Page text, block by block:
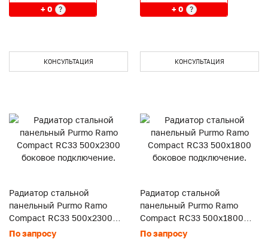
+ 0 ?
КОНСУЛЬТАЦИЯ
+ 0 ?
КОНСУЛЬТАЦИЯ
Радиатор стальной
панельный Purmo Ramo
Compact RC33 500x2300
боковое подключение.
По запросу
Радиатор стальной
панельный Purmo Ramo
Compact RC33 500x1800
боковое подключение.
По запросу